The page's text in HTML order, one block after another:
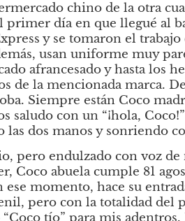
chino de la otra
primer día en que llegué al
y se tomaron el
usan uniforme muy
afrancesado y hasta los
de la mencionada marca.
Siempre están Coco
saludo con un “¡hola, Coco!”
dos manos y sonriendo
pero endulzado con voz de
Coco abuela cumple 81
ese momento, hace su
pero con la totalidad del